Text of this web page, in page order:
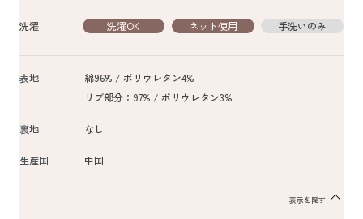
洗濯 洗濯OK ネット使用 手洗いのみ
表地
綿96% / ポリウレタン4%
リブ部分：97% / ポリウレタン3%
裏地 なし
生産国 中国
表示を隠す